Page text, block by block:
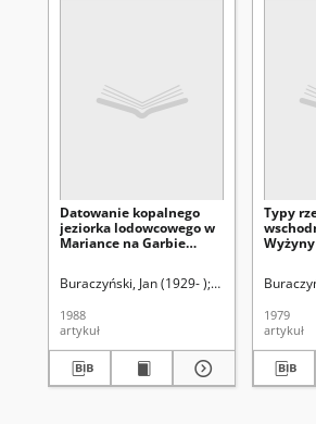
Datowanie kopalnego
jeziorka lodowcowego w
Mariance na Garbie
Buraczyński, Jan (1929- ) Butrym, Jerzy
1988
artykuł
Typy
1979
artykuł